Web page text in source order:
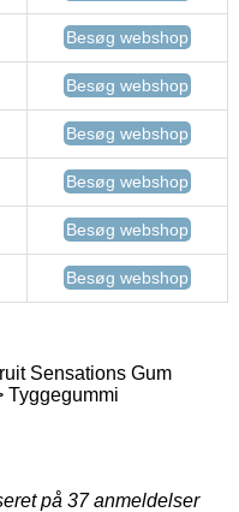
Besøg webshop
Besøg webshop
Besøg webshop
Besøg webshop
Besøg webshop
Besøg webshop
Sensations Gum
Tyggegummi
på 37anmeldelser